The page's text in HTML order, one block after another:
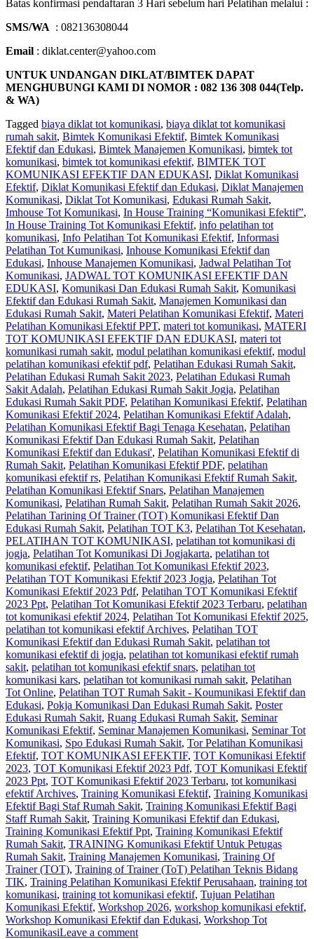
Batas konfirmasi pendaftaran 3 Hari sebelum hari Pelatihan melalui :
SMS/WA : 082136308044
Email : diklat.center@yahoo.com
UNTUK UNDANGAN DIKLAT/BIMTEK DAPAT
MENGHUBUNGI KAMI DI NOMOR : 082 136 308 044(Telp.
& WA)
Tagged biaya diklat tot komunikasi, biaya diklat tot komunikasi
rumah sakit, Bimtek Komunikasi Efektif, Bimtek Komunikasi
Efektif dan Edukasi, Bimtek Manajemen Komunikasi, bimtek tot
komunikasi, bimtek tot komunikasi efektif, BIMTEK TOT
KOMUNIKASI EFEKTIF DAN EDUKASI, Diklat Komunikasi
Efektif, Diklat Komunikasi Efektif dan Edukasi, Diklat Manajemen
Komunikasi, Diklat Tot Komunikasi, Edukasi Rumah Sakit,
Imhouse Tot Komunikasi, In House Training “Komunikasi Efektif”,
In House Training Tot Komunikasi Efektif, info pelatihan tot
komunikasi, Info Pelatihan Tot Komunikasi Efektif, Informasi
Pelatihan Tot Kumunikasi, Inhouse Komunikasi Efektif dan
Edukasi, Inhouse Manajemen Komunikasi, Jadwal Pelatihan Tot
Komunikasi, JADWAL TOT KOMUNIKASI EFEKTIF DAN
EDUKASI, Komunikasi Dan Edukasi Rumah Sakit, Komunikasi
Efektif dan Edukasi Rumah Sakit, Manajemen Komunikasi dan
Edukasi Rumah Sakit, Materi Pelatihan Komunikasi Efektif, Materi
Pelatihan Komunikasi Efektif PPT, materi tot komunikasi, MATERI
TOT KOMUNIKASI EFEKTIF DAN EDUKASI, materi tot
komunikasi rumah sakit, modul pelatihan komunikasi efektif, modul
pelatihan komunikasi efektif pdf, Pelatihan Edukasi Rumah Sakit,
Pelatihan Edukasi Rumah Sakit 2023, Pelatihan Edukasi Rumah
Sakit Adalah, Pelatihan Edukasi Rumah Sakit Jogja, Pelatihan
Edukasi Rumah Sakit PDF, Pelatihan Komunikasi Efektif, Pelatihan
Komunikasi Efektif 2024, Pelatihan Komunikasi Efektif Adalah,
Pelatihan Komunikasi Efektif Bagi Tenaga Kesehatan, Pelatihan
Komunikasi Efektif Dan Edukasi Rumah Sakit, Pelatihan
Komunikasi Efektif dan Edukasi', Pelatihan Komunikasi Efektif di
Rumah Sakit, Pelatihan Komunikasi Efektif PDF, pelatihan
komunikasi efektif rs, Pelatihan Komunikasi Efektif Rumah Sakit,
Pelatihan Komunikasi Efektif Snars, Pelatihan Manajemen
Komunikasi, Pelatihan Rumah Sakit‎, Pelatihan Rumah Sakit 2026,
Pelatihan Tarining Of Trainer (TOT) Komunikasi Efektif Dan
Edukasi Rumah Sakit, Pelatihan TOT K3, Pelatihan Tot Kesehatan,
PELATIHAN TOT KOMUNIKASI, pelatihan tot komunikasi di
jogja, Pelatihan Tot Komunikasi Di Jogjakarta, pelatihan tot
komunikasi efektif, Pelatihan Tot Komunikasi Efektif 2023,
Pelatihan TOT Komunikasi Efektif 2023 Jogja, Pelatihan Tot
Komunikasi Efektif 2023 Pdf, Pelatihan TOT Komunikasi Efektif
2023 Ppt, Pelatihan Tot Komunikasi Efektif 2023 Terbaru, pelatihan
tot komunikasi efektif 2024, Pelatihan Tot Komunikasi Efektif 2025,
pelatihan tot komunikasi efektif Archives, Pelatihan TOT
Komunikasi Efektif dan Edukasi Rumah Sakit, pelatihan tot
komunikasi efektif di jogja, pelatihan tot komunikasi efektif rumah
sakit, pelatihan tot komunikasi efektif snars, pelatihan tot
komunikasi kars, pelatihan tot komunikasi rumah sakit, Pelatihan
Tot Online, Pelatihan TOT Rumah Sakit - Koumunikasi Efektif dan
Edukasi, Pokja Komunikasi Dan Edukasi Rumah Sakit, Poster
Edukasi Rumah Sakit, Ruang Edukasi Rumah Sakit, Seminar
Komunikasi Efektif, Seminar Manajemen Komunikasi, Seminar Tot
Komunikasi, Spo Edukasi Rumah Sakit, Tor Pelatihan Komunikasi
Efektif, TOT KOMUNIKASI EFEKTIF, TOT Komunikasi Efektif
2023, TOT Komunikasi Efektif 2023 Pdf, TOT Komunikasi Efektif
2023 Ppt, TOT Komunikasi Efektif 2023 Terbaru, tot komunikasi
efektif Archives, Training Komunikasi Efektif, Training Komunikasi
Efektif Bagi Staf Rumah Sakit, Training Komunikasi Efektif Bagi
Staff Rumah Sakit, Training Komunikasi Efektif dan Edukasi,
Training Komunikasi Efektif Ppt, Training Komunikasi Efektif
Rumah Sakit, TRAINING Komunikasi Efektif Untuk Petugas
Rumah Sakit, Training Manajemen Komunikasi, Training Of
Trainer (TOT), Training of Trainer (ToT) Pelatihan Teknis Bidang
TIK, Training Pelatihan Komunikasi Efektif Perusahaan, training tot
komunikasi, training tot komunikasi efektif, Tujuan Pelatihan
Komunikasi Efektif, Workshop 2026, workshop komunikasi efektif,
Workshop Komunikasi Efektif dan Edukasi, Workshop Tot
KomunikasiLeave a comment